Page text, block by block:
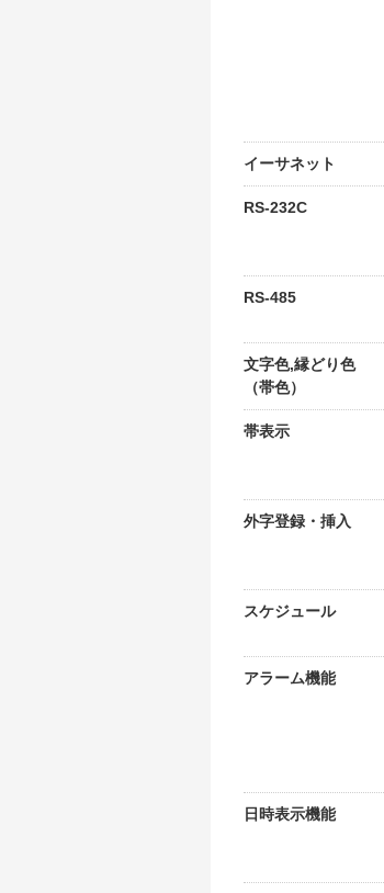
イーサネット
RS-232C
RS-485
文字色,縁どり色
（帯色）
帯表示
外字登録・挿入
スケジュール
アラーム機能
日時表示機能